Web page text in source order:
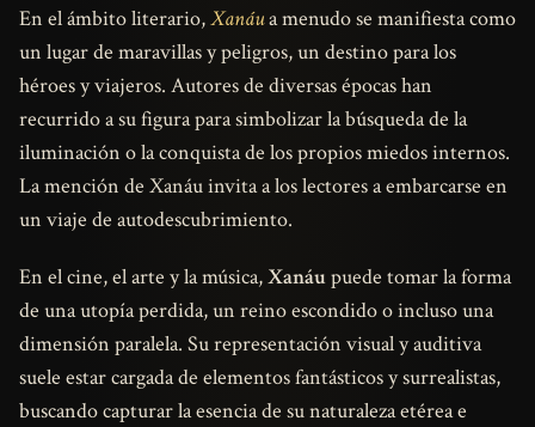
En el ámbito literario,Xanáua menudo se manifiesta como
un lugar de maravillas y peligros, un destino para los
héroes y viajeros. Autores de diversas épocas han
recurrido a su figura para simbolizar la búsqueda de la
iluminación o la conquista de los propios miedos internos.
La mención de Xanáu invita a los lectores a embarcarse en
un viaje de autodescubrimiento.
En el cine, el arte y la música,Xanáupuede tomar la forma
de una utopía perdida, un reino escondido o incluso una
dimensión paralela. Su representación visual y auditiva
suele estar cargada de elementos fantásticos y surrealistas,
buscando capturar la esencia de su naturaleza etérea e